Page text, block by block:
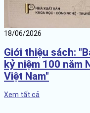
18/06/2026
Giới thiệu sách:
kỷ niệm 100 năm
Việt Nam"
Xem tất cả